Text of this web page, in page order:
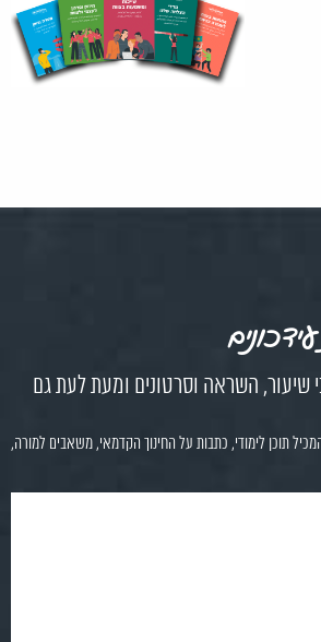
שיעור, השראה וסרטונים ומעת לעת גם
תוכן לימודי, כתבות על החינוך הקדמאי, משאבים למורה,